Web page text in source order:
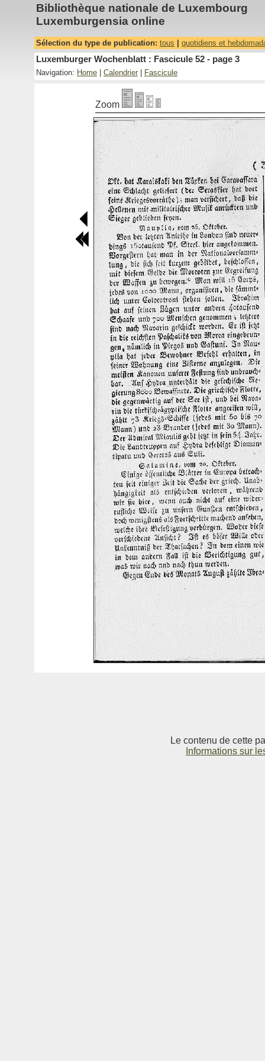
Bibliothèque nationale de Luxembourg
Luxemburgensia online
Sélection du type de publication: tous quotidiens et
Luxemburger Wochenblatt : Fascicule 52 - page 3
Navigation: Home Calendrier Fascicule
Zoom
Le contenu de cette
Informations sur